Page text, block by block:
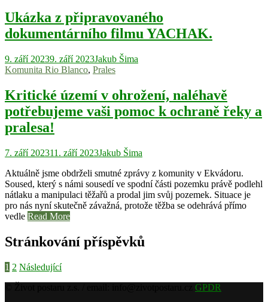
Ukázka z připravovaného
dokumentárního filmu YACHAK.
9. září 20239. září 2023Jakub Šima
Komunita Rio Blanco, Prales
Kritické území v ohrožení, naléhavě
potřebujeme vaši pomoc k ochraně řeky a
pralesa!
7. září 202311. září 2023Jakub Šima
Aktuálně jsme obdrželi smutné zprávy z komunity v Ekvádoru.
Soused, který s námi sousedí ve spodní části pozemku právě podlehl
nátlaku a manipulaci těžařů a prodal jim svůj pozemek. Situace je
pro nás nyní skutečně závažná, protože těžba se odehrává přímo
vedle Read More
Stránkování příspěvků
1 2 Následující
GPDR